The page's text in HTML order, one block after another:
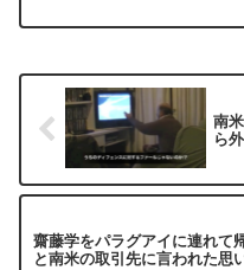
南
ら
齋藤学をパラグアイに連れて
と南米の取引先に言われた思